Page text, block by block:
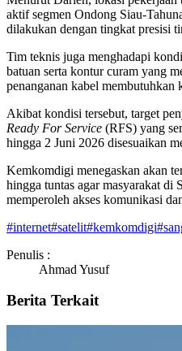
aktif segmen Ondong Siau-
dilakukan dengan tingkat presisi
Tim teknis juga menghadapi
batuan serta kontur curam yang
penanganan kabel membutuhkan
Akibat kondisi tersebut, target
Ready For Service (RFS) yang
hingga 2 Juni 2026 disesuaikan
Kemkomdigi menegaskan akan
hingga tuntas agar masyarakat di
memperoleh akses komunikasi
#internet#satelit#kemkomdigi#
Penulis :
Ahmad Yusuf
Berita Terkait